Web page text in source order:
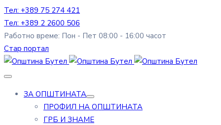
Тел: +389 75 274 421
Тел: +389 2 2600 506
Работно време: Пон - Пет 08:00 - 16:00 часот
Стар портал
ЗА ОПШТИНАТА
ПРОФИЛ НА ОПШТИНАТА
ГРБ И ЗНАМЕ